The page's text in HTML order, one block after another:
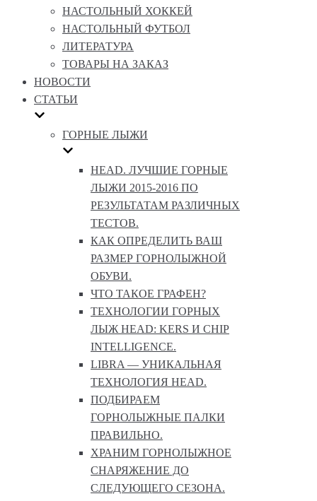
НАСТОЛЬНЫЙ ХОККЕЙ
НАСТОЛЬНЫЙ ФУТБОЛ
ЛИТЕРАТУРА
ТОВАРЫ НА ЗАКАЗ
НОВОСТИ
СТАТЬИ
ГОРНЫЕ ЛЫЖИ
HEAD. ЛУЧШИЕ ГОРНЫЕ
ЛЫЖИ 2015-2016 ПО
РЕЗУЛЬТАТАМ РАЗЛИЧНЫХ
ТЕСТОВ.
КАК ОПРЕДЕЛИТЬ ВАШ
РАЗМЕР ГОРНОЛЫЖНОЙ
ОБУВИ.
ЧТО ТАКОЕ ГРАФЕН?
ТЕХНОЛОГИИ ГОРНЫХ
ЛЫЖ HEAD: KERS И CHIP
INTELLIGENCE.
LIBRA — УНИКАЛЬНАЯ
ТЕХНОЛОГИЯ HEAD.
ПОДБИРАЕМ
ГОРНОЛЫЖНЫЕ ПАЛКИ
ПРАВИЛЬНО.
ХРАНИМ ГОРНОЛЫЖНОЕ
СНАРЯЖЕНИЕ ДО
СЛЕДУЮЩЕГО СЕЗОНА.